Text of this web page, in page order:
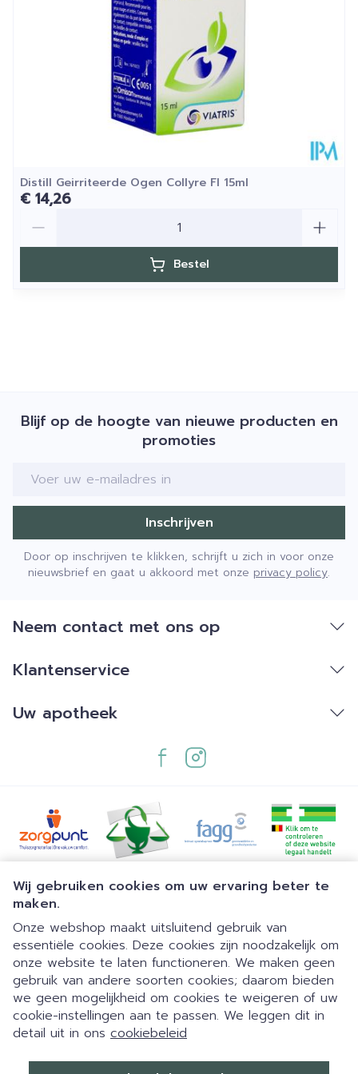
Wij gebruiken cookies om uw ervaring beter te
maken.
Onze webshop maakt uitsluitend gebruik van
essentiële cookies. Deze cookies zijn noodzakelijk om
onze website te laten functioneren. We maken geen
gebruik van andere soorten cookies; daarom bieden
we geen mogelijkheid om cookies te weigeren of uw
cookie-instellingen aan te passen. We leggen dit in
detail uit in ons cookiebeleid
Distill Geirriteerde Ogen Collyre Fl 15ml
€ 14,26
Bestel
1 van 1
Blijf op de hoogte van nieuwe producten en
promoties
E-mail adres
Inschrijven
Door op inschrijven te klikken, schrijft u zich in voor onze
nieuwsbrief en gaat u akkoord met onze privacy policy.
Neem contact met ons op
Klantenservice
Uw apotheek
Juridische links